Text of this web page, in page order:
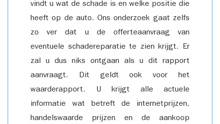
vindt u wat de schade is en welke positie die
heeft op de auto. Ons onderzoek gaat zelfs
zo ver dat u de offerteaanvraag van
eventuele schadereparatie te zien krijgt. Er
zal u dus niks ontgaan als u dit rapport
aanvraagt. Dit geldt ook voor het
waarderapport. U krijgt alle actuele
informatie wat betreft de internetprijzen,
handelswaarde prijzen en de aankoop